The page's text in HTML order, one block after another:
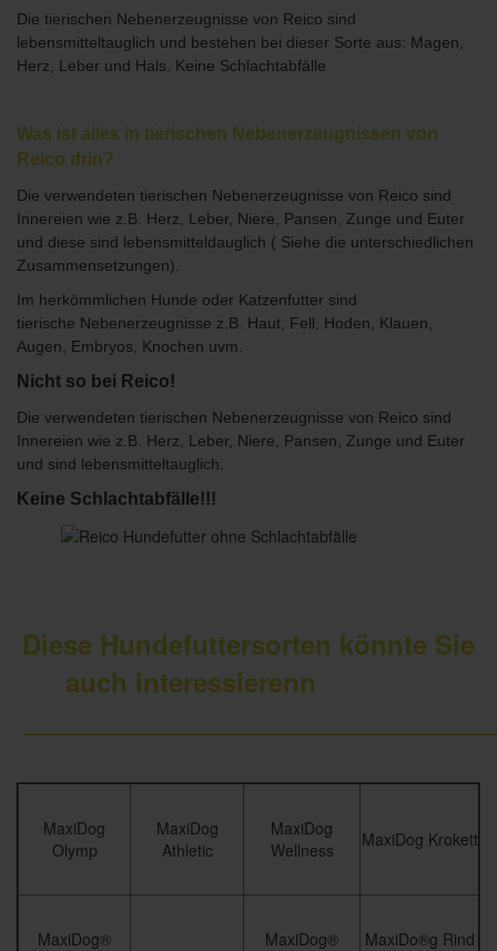
Die tierischen Nebenerzeugnisse von Reico sind
lebensmitteltauglich und bestehen bei dieser Sorte aus: Magen,
Herz, Leber und Hals. Keine Schlachtabfälle
Was ist alles in tierischen Nebenerzeugnissen von
Reico drin?
Die verwendeten tierischen Nebenerzeugnisse von Reico sind
Innereien wie z.B. Herz, Leber, Niere, Pansen, Zunge und Euter
und diese sind lebensmitteldauglich ( Siehe die unterschiedlichen
Zusammensetzungen).
Im herkömmlichen Hunde oder Katzenfutter sind
tierische Nebenerzeugnisse z.B. Haut, Fell, Hoden, Klauen,
Augen, Embryos, Knochen uvm.
Nicht so bei Reico!
Die verwendeten tierischen Nebenerzeugnisse von Reico sind
Innereien wie z.B. Herz, Leber, Niere, Pansen, Zunge und Euter
und sind lebensmitteltauglich.
Keine Schlachtabfälle!!!
Diese Hundefuttersorten könnte Sie
auch interessierenn
MaxiDog
Olymp
MaxiDog
Athletic
MaxiDog
Wellness
MaxiDog Krokett
MaxiDog®
MaxiDog®
MaxiDo®g Rind